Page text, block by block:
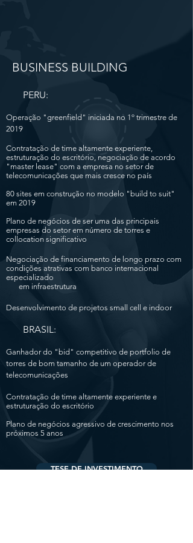
BUSINESS ​ BUILDING
TESE DE INVESTIMENTO
PERU:
Operação "greenfield" iniciada no 1º trimestre de
2019
Contratação de time altamente experiente,
estruturação do escritório, negociação de acordo
"master lease" com a empresa no setor de
telecomunicações que mais cresce no país
80 sites em construção no modelo "build to suit"
em 2019
Plano de negócios de ser uma das principais
empresas do setor em número de torres e
collocation significativo
Negociação de financiamento de longo prazo com
condições atrativas com banco internacional
especializado
em infraestrutura
Desenvolvimento de projetos small cell e indoor
BRASIL:
Ganhador do "bid" competitivo de portfolio de
torres de bom tamanho de um operador de
telecomunicações
Contratação de time altamente experiente e
estruturação do escritório
Plano de negócios agressivo de crescimento nos
próximos 5 anos